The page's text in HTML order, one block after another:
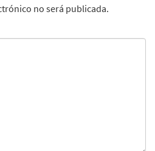
no será publicada.